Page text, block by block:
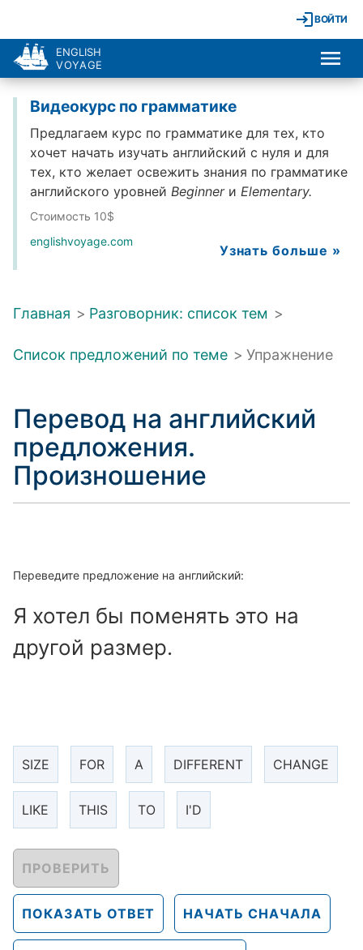
ВОЙТИ
ENGLISH
VOYAGE
Видеокурс по грамматике
Предлагаем курс по грамматике для тех, кто
хочет начать изучать английский с нуля и для
тех, кто желает освежить знания по грамматике
английского уровней Beginnerи Elementary.
Стоимость 10$
englishvoyage.com
Узнать больше »
Главная > Разговорник: список тем >
Список предложений по теме > Упражнение
Перевод на английский
предложения.
Произношение
Переведите предложение на английский:
Я хотел бы поменять это на
другой размер.
SIZE FOR A DIFFERENT CHANGE
LIKE THIS TO I'D
ПРОВЕРИТЬ
ПОКАЗАТЬ ОТВЕТ НАЧАТЬ СНАЧАЛА